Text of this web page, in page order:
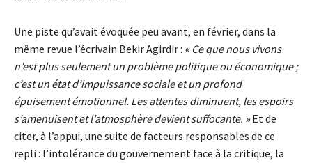
Une piste qu’avait évoquée peu avant, en février, dans la
même revue l’écrivain Bekir Agirdir : « Ce que nous vivons
n’est plus seulement un problème politique ou économique ;
c’est un état d’impuissance sociale et un profond
épuisement émotionnel. Les attentes diminuent, les espoirs
s’amenuisent et l’atmosphère devient suffocante. »Et de
citer, à l’appui, une suite de facteurs responsables de ce
repli : l’intolérance du gouvernement face à la critique, la